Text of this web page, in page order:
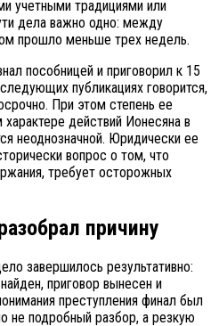
учетными традициями или
дела важно одно: между
прошло меньше трех недель.
пособницей и приговорил к 15
публикациях говорится,
При этом степень ее
действий Ионесяна в
неоднозначной. Юридически ее
вопрос о том, что
требует осторожных
причину
завершилось результативно:
приговор вынесен и
преступления финал был
не подробный разбор, а резкую